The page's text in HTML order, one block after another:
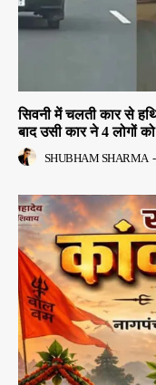
सिवनी में चलती कार से
बाद उसी कार ने 4 लोगों
SHUBHAM SHARMA -